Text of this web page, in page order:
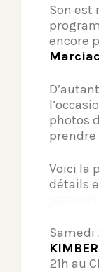
Son est
encore
Marciac
photos
prendre
Voici la
détails
Samedi
21h au